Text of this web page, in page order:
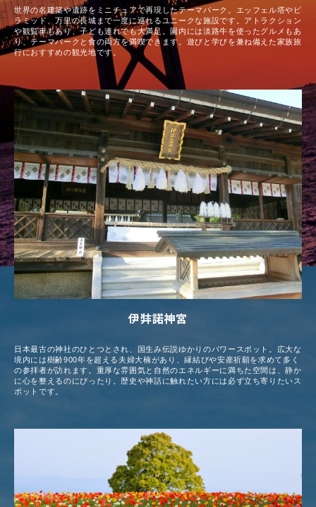
世界の名建築や遺跡をミニチュアで再現したテーマパーク。エッフェル塔やピ
ラミッド、万里の長城まで一度に巡れるユニークな施設です。アトラクション
や観覧車もあり、子ども連れでも大満足。園内には淡路牛を使ったグルメもあ
り、テーマパークと食の両方を満喫できます。遊びと学びを兼ね備えた家族旅
行におすすめの観光地です。
伊弉諾神宮
日本最古の神社のひとつとされ、国生み伝説ゆかりのパワースポット。広大な
境内には樹齢900年を超える夫婦大楠があり、縁結びや安産祈願を求めて多く
の参拝者が訪れます。重厚な雰囲気と自然のエネルギーに満ちた空間は、静か
に心を整えるのにぴったり。歴史や神話に触れたい方には必ず立ち寄りたいス
ポットです。